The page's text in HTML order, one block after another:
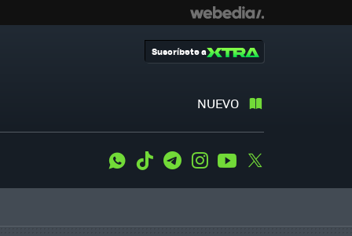
NUEVO
Suscríbete a
WhatsApp
Tiktok TelegramInstagramYoutube